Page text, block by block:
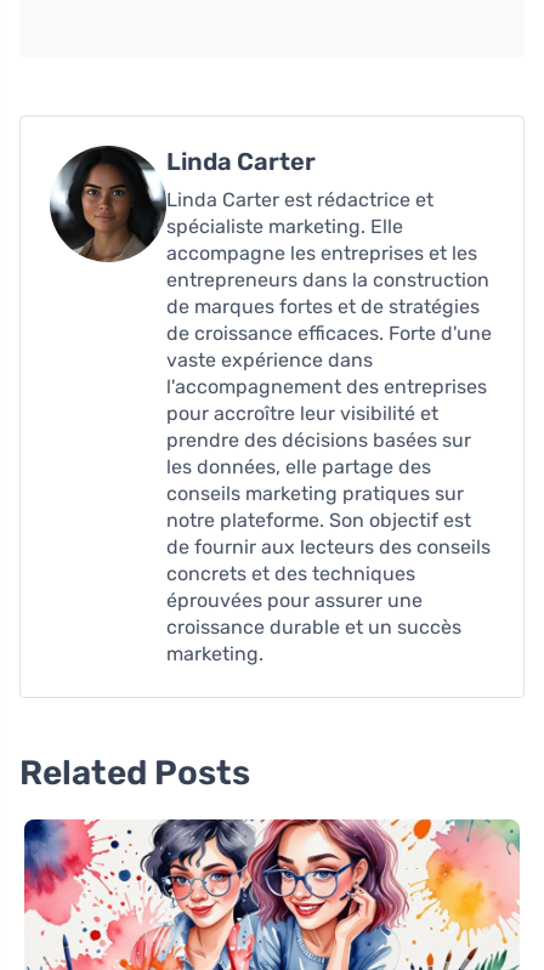
Linda Carter
Linda Carter est rédactrice et
spécialiste marketing. Elle
accompagne les entreprises et les
entrepreneurs dans la construction
de marques fortes et de stratégies
de croissance efficaces. Forte d'une
vaste expérience dans
l'accompagnement des entreprises
pour accroître leur visibilité et
prendre des décisions basées sur
les données, elle partage des
conseils marketing pratiques sur
notre plateforme. Son objectif est
de fournir aux lecteurs des conseils
concrets et des techniques
éprouvées pour assurer une
croissance durable et un succès
marketing.
Related Posts